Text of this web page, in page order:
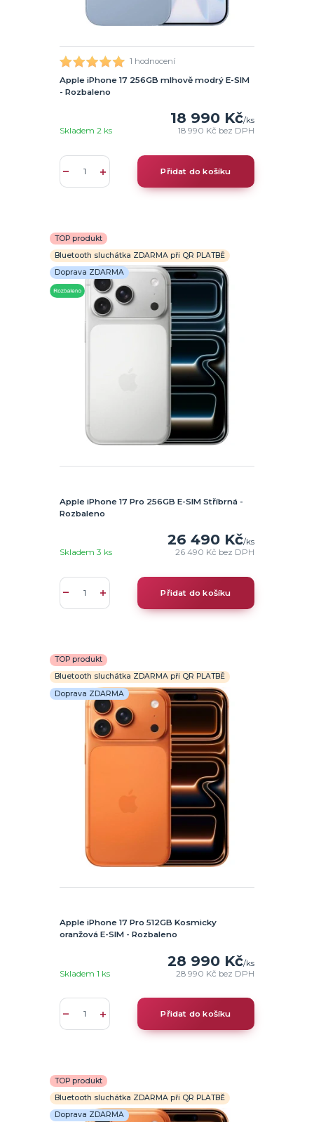
1 hodnocení
Apple iPhone 17 256GB mlhově modrý E-SIM
- Rozbaleno
18 990 Kč/ks
18 990 Kč bez DPH
Skladem 2 ks
Přidat do košíku
TOP produkt
Bluetooth sluchátka ZDARMA při QR PLATBĚ
Doprava ZDARMA
Apple iPhone 17 Pro 256GB E-SIM Stříbrná -
Rozbaleno
26 490 Kč/ks
26 490 Kč bez DPH
Skladem 3 ks
Přidat do košíku
TOP produkt
Bluetooth sluchátka ZDARMA při QR PLATBĚ
Doprava ZDARMA
Apple iPhone 17 Pro 512GB Kosmicky
oranžová E-SIM - Rozbaleno
28 990 Kč/ks
28 990 Kč bez DPH
Skladem 1 ks
Přidat do košíku
TOP produkt
Bluetooth sluchátka ZDARMA při QR PLATBĚ
Doprava ZDARMA